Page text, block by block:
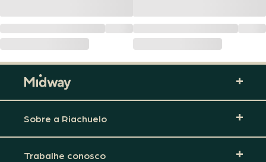
Sobre a Riachuelo
Trabalhe conosco